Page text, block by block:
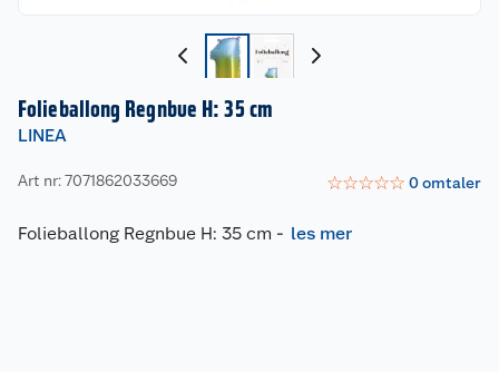
Folieballong Regnbue H: 35 cm
LINEA
Art nr: 7071862033669 ☆☆☆☆☆ 0omtaler
Folieballong Regnbue H: 35 cm - les mer